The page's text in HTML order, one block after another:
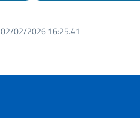
02/02/2026 16:25.41